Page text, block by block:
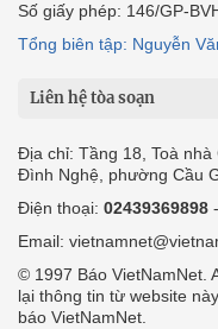
Số giấy phép: 146/GP-
Tổng biên tập: Nguyễn
Liên hệ tòa soạn
Địa chỉ: Tầng 18, Toà
Đình Nghệ, phường Cầu
Điện thoại: 02439369898
Email:
© 1997 Báo VietNamNet.
lại thông tin từ website
báo VietNamNet.